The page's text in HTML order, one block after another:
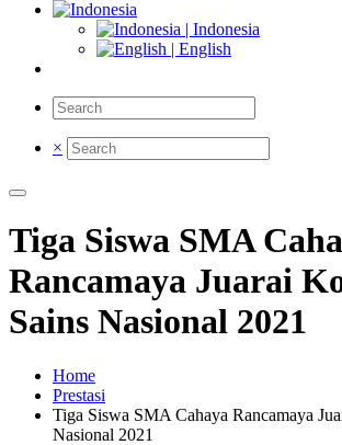
| Indonesia
| English
×
Tiga Siswa SMA
Rancamaya Juarai
Sains Nasional 2021
Home
Prestasi
Tiga Siswa SMA Cahaya Rancamaya
Nasional 2021